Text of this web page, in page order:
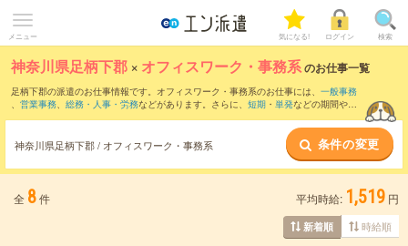
メニュー 気になる! ログイン 検索
神奈川県足柄下郡 × オフィスワーク・事務系のお仕事一覧
足柄下郡の派遣のお仕事情報です。オフィスワーク・事務系のお仕事には、 一般事務
、 営業事務、 総務・人事・労務などがあります。さらに、 短期 ・ 単発などの期間や、
神奈川県足柄下郡 / オフィスワーク・事務系 条件の変更
全 8件 平均時給: 1,519 円
新着順 時給順